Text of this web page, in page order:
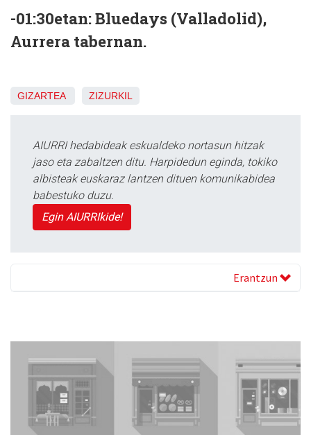
-01:30etan:Bluedays (Valladolid),
Aurrera tabernan.
GIZARTEA ZIZURKIL
AIURRI hedabideak eskualdeko nortasun hitzak
jaso eta zabaltzen ditu. Harpidedun eginda, tokiko
albisteak euskaraz lantzen dituen komunikabidea
babestuko duzu.
Egin AIURRIkide!
Erantzun